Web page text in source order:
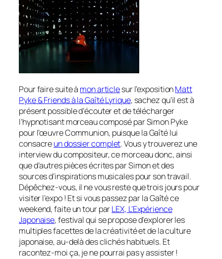
Pour faire suite à mon articlesur l’expositionMatt
Pyke & Friends à la Gaîté Lyrique, sachez qu’il est à
présent possible d’écouter et de télécharger
l’hypnotisant morceau composé par Simon Pyke
pour l’œuvreCommunion, puisque la Gaîté lui
consacreun dossier complet. Vous y trouverez une
interview du compositeur, ce morceau donc, ainsi
que d’autres pièces écrites par Simon et des
sources d’inspirations musicales pour son travail.
Dépêchez-vous, il ne vous reste que trois jours pour
visiter l’expo ! Et si vous passez par la Gaîté ce
weekend, faite un tour parLEX, L’Expérience
Japonaise, festival qui se propose d’explorer les
multiples facettes de la créativité et de la culture
japonaise, au-delà des clichés habituels. Et
racontez-moi ça, je ne pourrai pas y assister !